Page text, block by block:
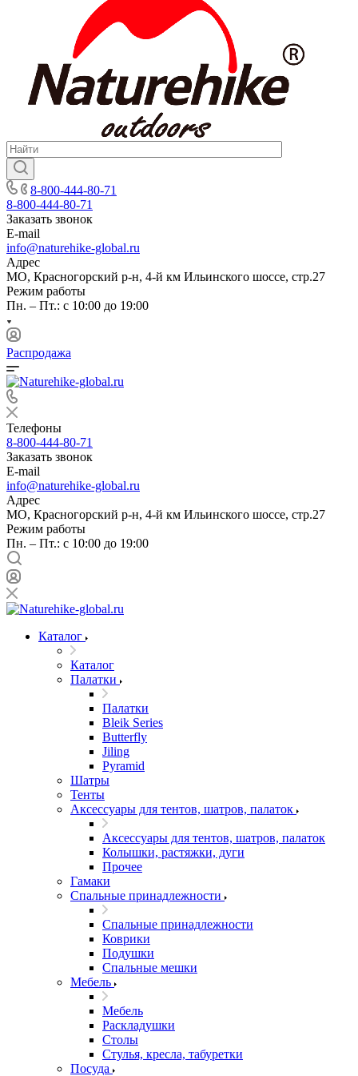
8-800-444-80-71
8-800-444-80-71
Заказать звонок
E-mail
info@naturehike-global.ru
Адрес
МО, Красногорский р-н, 4-й км Ильинского шоссе, стр.27
Режим работы
Пн. – Пт.: с 10:00 до 19:00
Распродажа
Телефоны
8-800-444-80-71
Заказать звонок
E-mail
info@naturehike-global.ru
Адрес
МО, Красногорский р-н, 4-й км Ильинского шоссе, стр.27
Режим работы
Пн. – Пт.: с 10:00 до 19:00
Каталог
Каталог
Палатки
Палатки
Bleik Series
Butterfly
Jiling
Pyramid
Шатры
Тенты
Аксессуары для тентов, шатров, палаток
Аксессуары для тентов, шатров, палаток
Колышки, растяжки, дуги
Прочее
Гамаки
Спальные принадлежности
Спальные принадлежности
Коврики
Подушки
Спальные мешки
Мебель
Мебель
Раскладушки
Столы
Стулья, кресла, табуретки
Посуда